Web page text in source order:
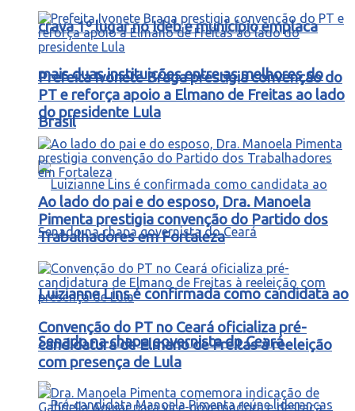
crava 1º lugar no Ideb e município emplaca
mais duas instituições entre as melhores do
Brasil
Luizianne Lins é confirmada como candidata ao
Senado na chapa governista do Ceará
Prefeita Ivonete Braga prestigia convenção do
PT e reforça apoio a Elmano de Freitas ao lado
do presidente Lula
Ao lado do pai e do esposo, Dra. Manoela
Pimenta prestigia convenção do Partido dos
Trabalhadores em Fortaleza
Convenção do PT no Ceará oficializa pré-
candidatura de Elmano de Freitas à reeleição
com presença de Lula